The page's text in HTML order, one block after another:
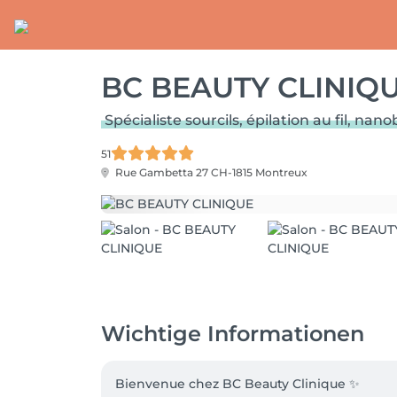
BC BEAUTY
Spécialiste sourcils, épilation au fil,
51
Rue Gambetta 27 CH-1815 Montreux
Wichtige Informationen
Bienvenue chez BC Beauty Clinique ✨